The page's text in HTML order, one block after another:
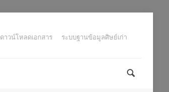
ดาวน์โหลดเอกสาร ระบบฐานข้อมูลศิษย์เก่า